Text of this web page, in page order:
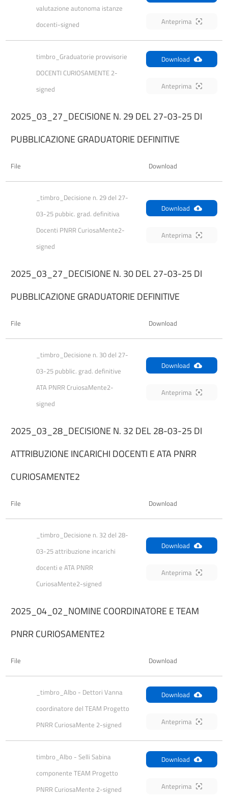
valutazione autonoma istanze
docenti-signed
Anteprima
timbro_Graduatorie provvisorie
DOCENTI CURIOSAMENTE 2-
signed
Download
Anteprima
2025_03_27_DECISIONE N. 29 DEL 27-03-25 DI
PUBBLICAZIONE GRADUATORIE DEFINITIVE
File Download
_timbro_Decisione n. 29 del 27-
03-25 pubbic. grad. definitiva
Docenti PNRR CuriosaMente2-
signed
Download
Anteprima
2025_03_27_DECISIONE N. 30 DEL 27-03-25 DI
PUBBLICAZIONE GRADUATORIE DEFINITIVE
File Download
_timbro_Decisione n. 30 del 27-
03-25 pubblic. grad. definitive
ATA PNRR CruiosaMente2-
signed
Download
Anteprima
2025_03_28_DECISIONE N. 32 DEL 28-03-25 DI
ATTRIBUZIONE INCARICHI DOCENTI E ATA PNRR
CURIOSAMENTE2
File Download
_timbro_Decisione n. 32 del 28-
03-25 attribuzione incarichi
docenti e ATA PNRR
CuriosaMente2-signed
Download
Anteprima
2025_04_02_NOMINE COORDINATORE E TEAM
PNRR CURIOSAMENTE2
File Download
_timbro_Albo - Dettori Vanna
coordinatore del TEAM Progetto
PNRR CuriosaMente 2-signed
Download
Anteprima
timbro_Albo - Selli Sabina
componente TEAM Progetto
PNRR CuriosaMente 2-signed
Download
Anteprima